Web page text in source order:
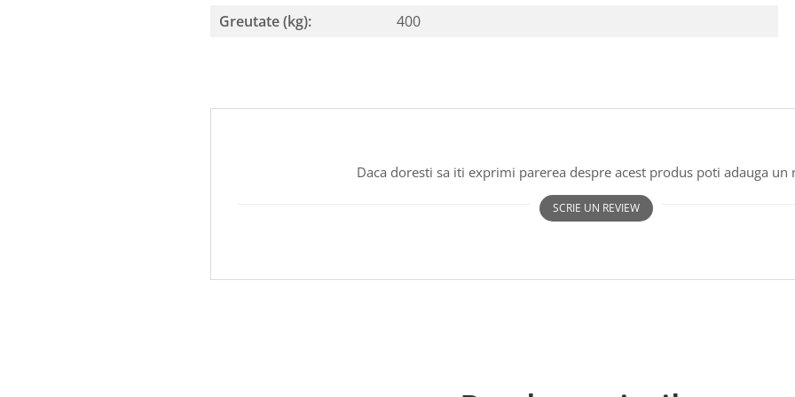
Greutate (kg):
400
Daca doresti sa iti exprimi parerea despre acest produs poti adauga un
SCRIE UN REVIEW